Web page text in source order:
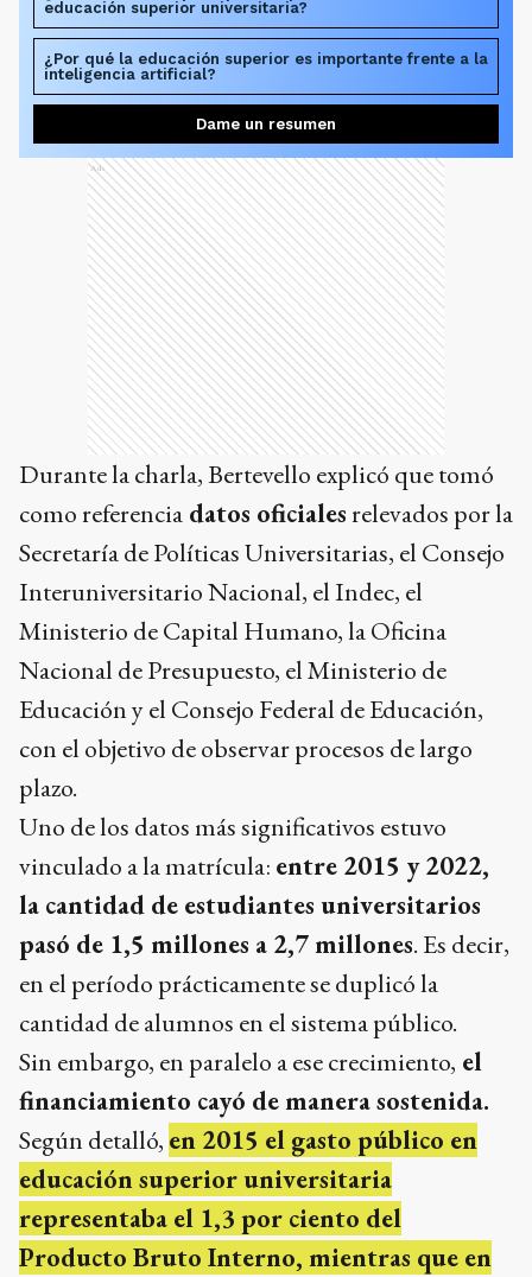
educación superior universitaria?
¿Por qué la educación superior es importante frente a la
inteligencia artificial?
Dame un resumen
Ads
Durante la charla, Bertevello explicó que tomó
como referencia datos oficialesrelevados por la
Secretaría de Políticas Universitarias, el Consejo
Interuniversitario Nacional, el Indec, el
Ministerio de Capital Humano, la Oficina
Nacional de Presupuesto, el Ministerio de
Educación y el Consejo Federal de Educación,
con el objetivo de observar procesos de largo
plazo.
Uno de los datos más significativos estuvo
vinculado a la matrícula: entre 2015 y 2022,
la cantidad de estudiantes universitarios
pasó de 1,5 millones a 2,7 millones. Es decir,
en el período prácticamente se duplicó la
cantidad de alumnos en el sistema público.
Sin embargo, en paralelo a ese crecimiento, el
financiamiento cayó de manera sostenida.
Según detalló, en 2015 el gasto público en
educación superior universitaria
representaba el 1,3 por ciento del
Producto Bruto Interno, mientras que en